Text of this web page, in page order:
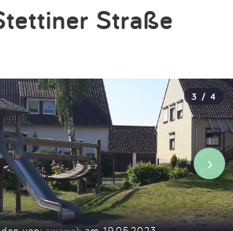
Eintragen
Blog
Partner
Kontakt
Straße
3 / 4
›